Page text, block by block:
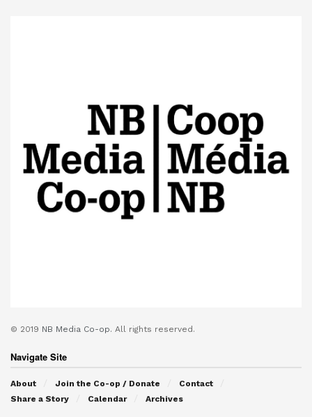
© 2019 NB Media Co-op. All rights reserved.
Navigate Site
About Join the Co-op / Donate
Contact
Share a Story
Calendar Archives